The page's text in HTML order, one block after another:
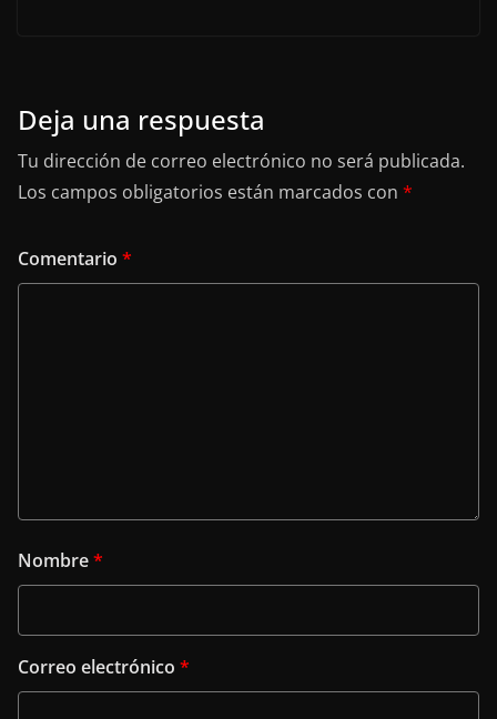
Deja una respuesta
Tu dirección de correo electrónico no será publicada.
Los campos obligatorios están marcados con *
Comentario *
Nombre*
Correo electrónico *